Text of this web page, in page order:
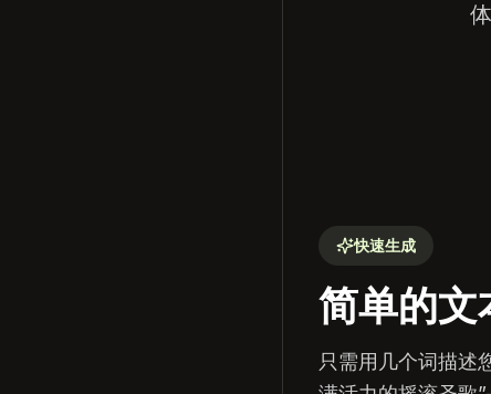
快速生成
简单的文
只需用几个词描